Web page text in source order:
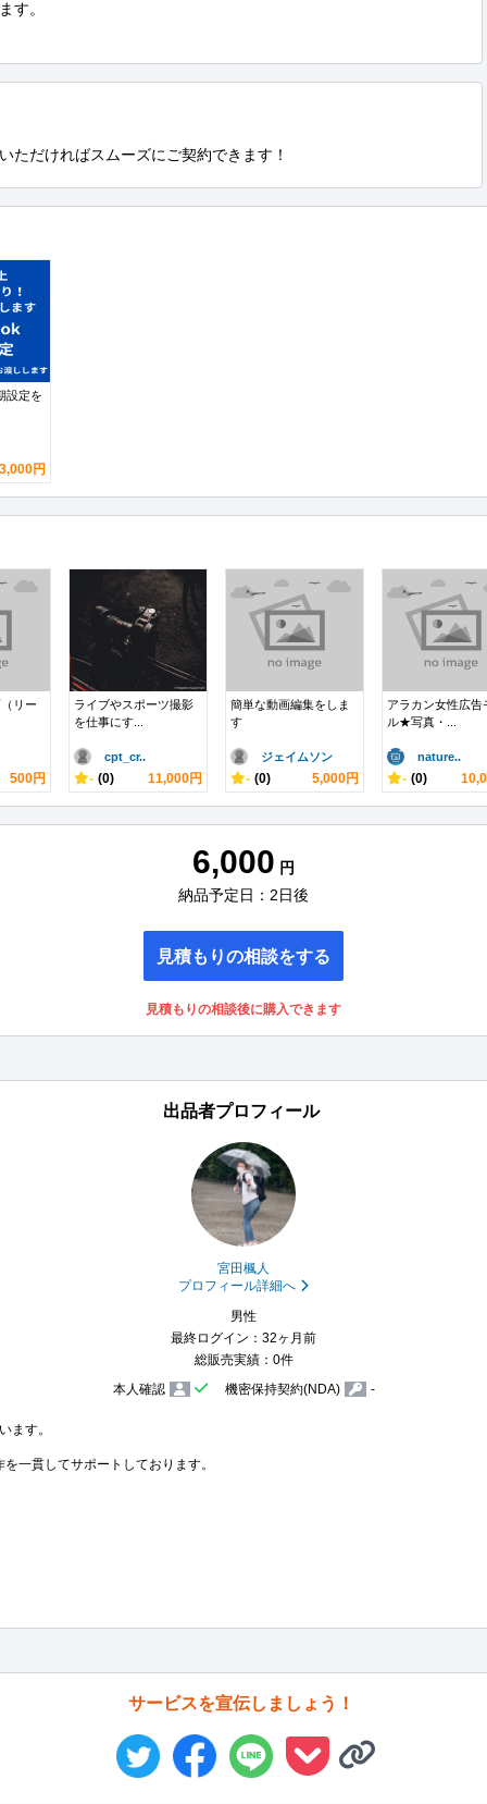
す。
ただければスムーズにご契約できます！
設定を
円
リー
500円
ライブやスポーツ撮影
を仕事にす...
cpt_cr..
- (0) 11,000円
簡単な動画編集をしま
す
ジェイムソン
- (0) 5,000円
アラカン女性広告
ル★写真・...
nature..
- (0)
6,000 円
納品予定日：2日後
見積もりの相談をする
見積もりの相談後に購入できます
出品者プロフィール
宮田楓人
プロフィール詳細へ
男性
最終ログイン：32ヶ月前
総販売実績：0件
本人確認
機密保持契約(NDA) -
ます。
一貫してサポートしております。
サービスを宣伝しましょう！